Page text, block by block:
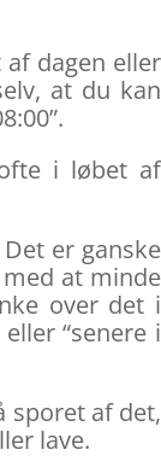
dagen eller
at du kan
i løbet af
er ganske
at minde
over det i
“senere i
sporet af det,
lave.